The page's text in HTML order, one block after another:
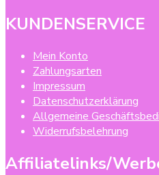
KUNDENSERVICE
Mein Konto
Zahlungsarten
Impressum
Datenschutzerklärung
Allgemeine
Widerrufsbelehrung
Affiliatelinks/